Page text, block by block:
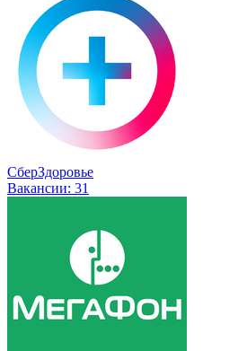
СберЗдоровье
Вакансии: 31